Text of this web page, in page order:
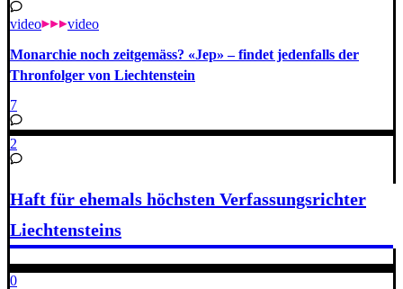
video video
Monarchie noch zeitgemäss? «Jep» – findet jedenfalls der
Thronfolger von Liechtenstein
7
2
Haft für ehemals höchsten Verfassungsrichter
Liechtensteins
0